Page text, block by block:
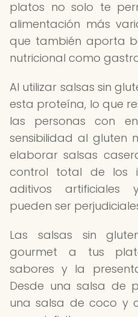
platos no solo te
alimentación más
que también aporta
nutricional como
Al utilizar salsas sin
esta proteína, lo que
las personas con
sensibilidad al gluten
elaborar salsas
control total de los
aditivos artificiales
pueden ser
Las salsas sin
gourmet a tus
sabores y la
Desde una salsa de
una salsa de coco y